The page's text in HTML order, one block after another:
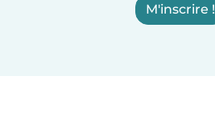
M'inscrire !